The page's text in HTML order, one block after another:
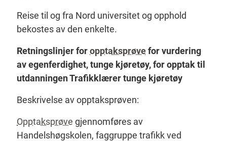
Reise til og fra Nord universitet og opphold
bekostes av den enkelte.
Retningslinjer foropptaksprøvefor vurdering
av egenferdighet, tunge kjøretøy, for opptak til
utdanningen Trafikklærer tunge kjøretøy
Beskrivelse av opptaksprøven:
Opptaksprøve gjennomføres av
Handelshøgskolen, faggruppe trafikk ved